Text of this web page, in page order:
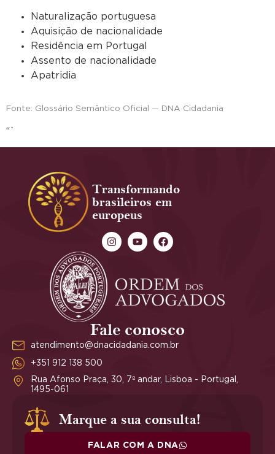
Naturalização portuguesa
Aquisição de nacionalidade
Residência em Portugal
Assento de nacionalidade
Apatridia
Fonte: Glossário Semântico Oficial — DNA Cidadania
“`
Transformando
brasileiros em
europeus
Fale conosco
atendimento@dnacidadania.com.br
+351 912 138 500
Rua Afonso Praça, 30, 7º andar, Lisboa - Portugal,
1495-061
Marque a sua consulta!
FALAR COM A DNA